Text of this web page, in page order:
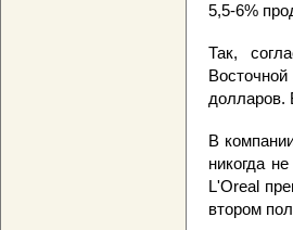
5,5-6%
Так,
долларов.
В
никогда
L'Oreal
втором